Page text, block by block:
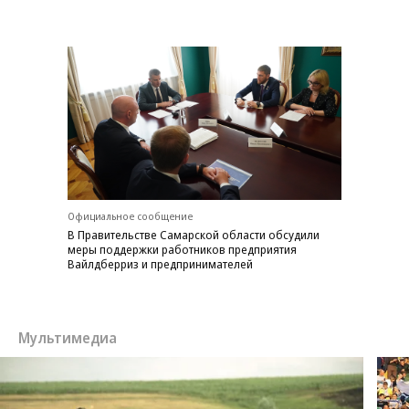
Официальное сообщение
В Правительстве Самарской области обсудили
меры поддержки работников предприятия
Вайлдберриз и предпринимателей
Мультимедиа